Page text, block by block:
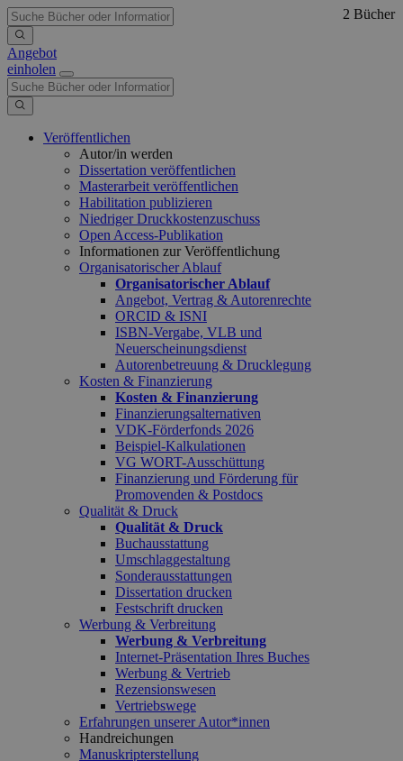
Angebot
einholen
Veröffentlichen
Autor/in werden
Dissertation veröffentlichen
Masterarbeit veröffentlichen
Habilitation publizieren
Niedriger Druckkostenzuschuss
Open Access-Publikation
Informationen zur Veröffentlichung
Organisatorischer Ablauf
Organisatorischer Ablauf
Angebot, Vertrag & Autorenrechte
ORCID & ISNI
ISBN-Vergabe, VLB und
Neuerscheinungsdienst
Autorenbetreuung & Drucklegung
Kosten & Finanzierung
Kosten & Finanzierung
Finanzierungsalternativen
VDK-Förderfonds 2026
Beispiel-Kalkulationen
VG WORT-Ausschüttung
Finanzierung und Förderung für
Promovenden & Postdocs
Qualität & Druck
Qualität & Druck
Buchausstattung
Umschlaggestaltung
Sonderausstattungen
Dissertation drucken
Festschrift drucken
Werbung & Verbreitung
Werbung & Verbreitung
Internet-Präsentation Ihres Buches
Werbung & Vertrieb
Rezensionswesen
Vertriebswege
Erfahrungen unserer Autor*innen
Handreichungen
Manuskripterstellung
2 Bücher